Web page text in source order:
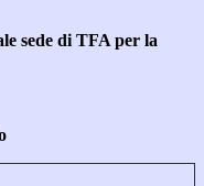
sede di TFA per la